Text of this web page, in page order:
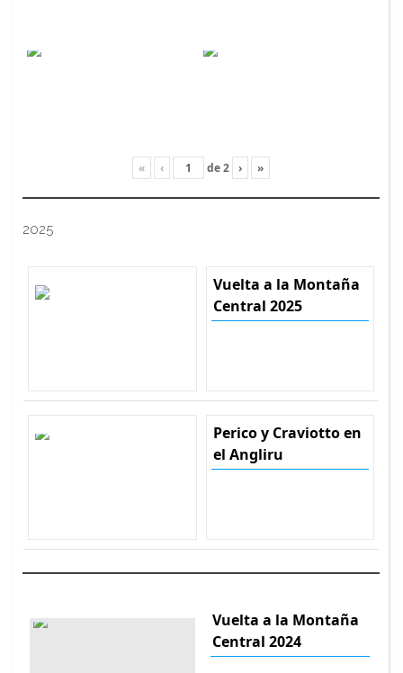
« ‹ de2 › »
2025
Vuelta a la Montaña
Central 2025
Perico y Craviotto en
el Angliru
Vuelta a la Montaña
Central 2024